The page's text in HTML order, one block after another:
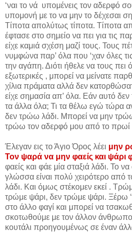
‘ναι το νά υπομένεις τον αδερφό
υπομονή με το να μην το δέχεσαι
Τίποτα απολύτως τίποτα. Τίποτα
έφτασε στο σημείο να πει για τις
είχε καμιά σχέση μαζί τους. Τους
νυμφώνα παρ’ όλα που ‘χαν όλες τις
την αγάπη. Διότι ήθελε να τους πει
εξωτερικές , μπορεί να μείνατε
χίλια πράματα αλλά δεν
είχε σημασία απ’ όλα. Εάν αυτό δεν
τα άλλα όλα; Τι τα θέλω εγώ τώρα
δεν τρώω λάδι. Μπορεί να μην
τρώω τον αδερφό μου από το πρωί
Έλεγαν εις το Άγιο Όρος λέει μην
Τον ψαρά να μην φαείς και ψάρι
φαείς και φάε μία σταξιά λάδι. Το
γλώσσα είναι πολύ χειρότερο από
λάδι. Και όμως στέκομεν εκεί .
τρώμε ψάρι, δεν τρώμε ψάρι. Ξέρω
στο άλλο φαγί και μπορεί να
σκοτωθούμε με τον άλλον άνθρωπο
κουτάλι προηγουμένως σε έναν